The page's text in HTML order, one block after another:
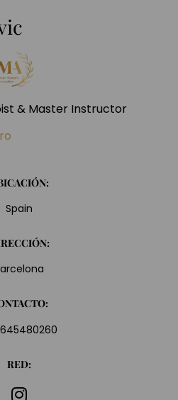
& Master Instructor
Spain
RED: